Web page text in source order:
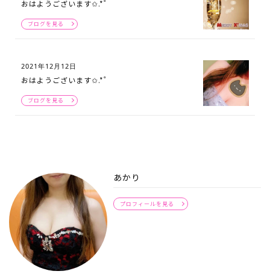
おはようございます✩.*˚
ブログを見る
2021年12月12日
おはようございます✩.*˚
ブログを見る
あかり
プロフィールを見る